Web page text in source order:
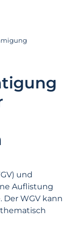
und
Auflistung
WGV kann